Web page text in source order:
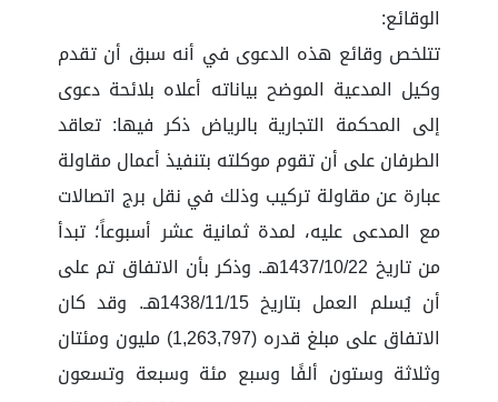
الوقائع:
تتلخص وقائع هذه الدعوى في أنه سبق أن تقدم
وكيل المدعية الموضح بياناته أعلاه بلائحة دعوى
إلى المحكمة التجارية بالرياض ذكر فيها: تعاقد
الطرفان على أن تقوم موكلته بتنفيذ أعمال مقاولة
عبارة عن مقاولة تركيب وذلك في نقل برج اتصالات
مع المدعى عليه، لمدة ثمانية عشر أسبوعاً؛ تبدأ
من تاريخ 1437/10/22هـ. وذكر بأن الاتفاق تم على
أن يُسلم العمل بتاريخ 1438/11/15هـ. وقد كان
الاتفاق على مبلغ قدره (1,263,797) مليون ومئتان
وثلاثة وستون ألفًا وسبع مئة وسبعة وتسعون